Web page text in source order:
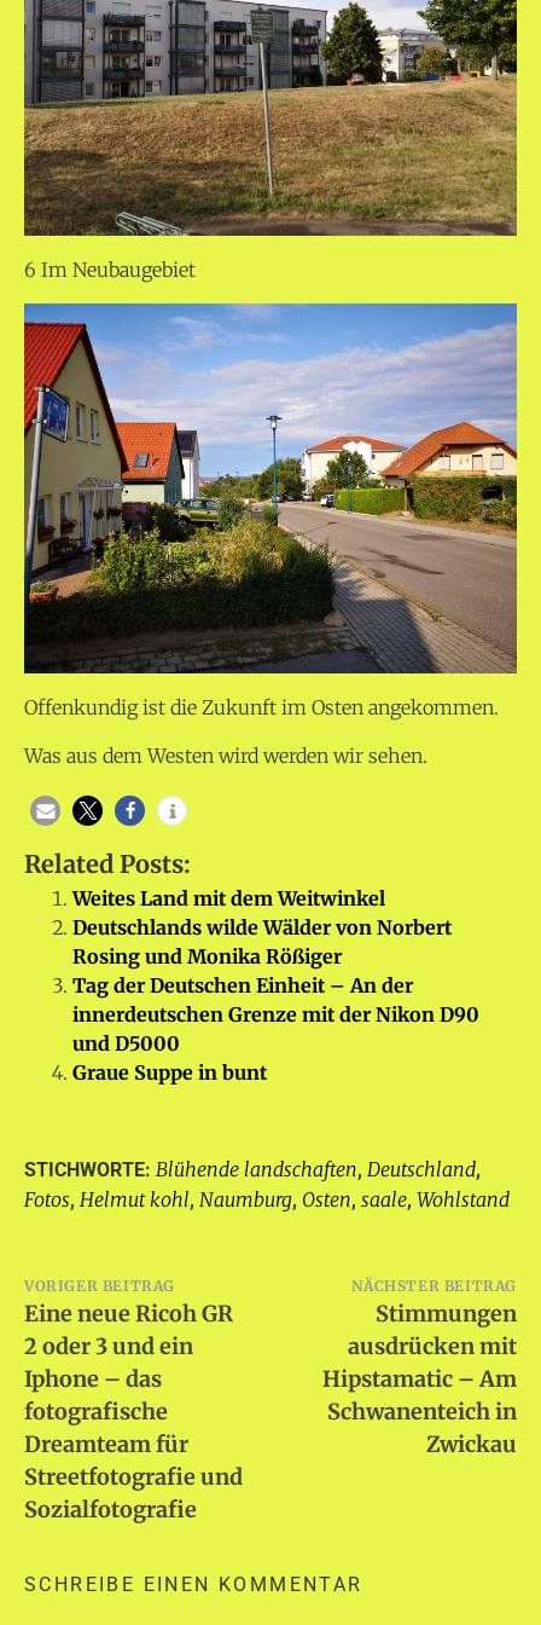
6 Im Neubaugebiet
Offenkundig ist die Zukunft im Osten angekommen.
Was aus dem Westen wird werden wir sehen.
Related Posts:
Weites Land mit dem Weitwinkel
Deutschlands wilde Wälder von Norbert
Rosing und Monika Rößiger
Tag der Deutschen Einheit – An der
innerdeutschen Grenze mit der Nikon D90
und D5000
Graue Suppe in bunt
STICHWORTE: Blühende landschaften, Deutschland,
Fotos, Helmut kohl, Naumburg, Osten, saale, Wohlstand
Beitragsnavigation
VORIGER BEITRAG
Eine neue Ricoh GR
2 oder 3 und ein
Iphone – das
fotografische
Dreamteam für
Streetfotografie und
Sozialfotografie
NÄCHSTER BEITRAG
Stimmungen
ausdrücken mit
Hipstamatic – Am
Schwanenteich in
Zwickau
SCHREIBE EINEN KOMMENTAR